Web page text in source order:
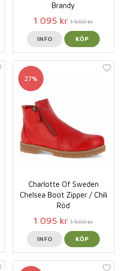
Brandy
1 095 kr 1 500 kr
INFO KÖP
27%
Charlotte Of Sweden
Chelsea Boot Zipper / Chili
Röd
1 095 kr 1 500 kr
INFO KÖP